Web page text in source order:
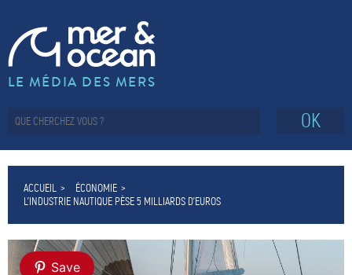
LE MÉDIA DES MERS
OK
ACCUEIL
ÉCONOMIE
L’INDUSTRIE NAUTIQUE PÈSE 5 MILLIARDS D’EUROS
Save